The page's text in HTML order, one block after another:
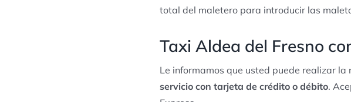
total del maletero para introducir las
Taxi Aldea del Fresno
Le informamos que usted puede realizar la
servicio con tarjeta de crédito o débito.